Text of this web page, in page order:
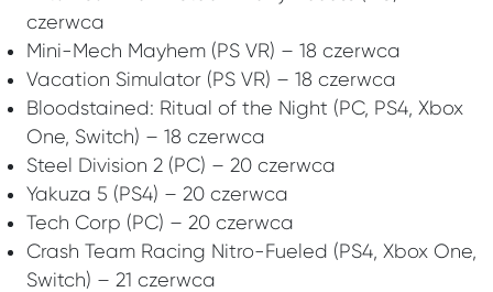
czerwca
Mini-Mech Mayhem (PS VR) – 18 czerwca
Vacation Simulator (PS VR) – 18 czerwca
Bloodstained: Ritual of the Night (PC, PS4, Xbox
One, Switch) – 18 czerwca
Steel Division 2 (PC) – 20 czerwca
Yakuza 5 (PS4) – 20 czerwca
Tech Corp (PC) – 20 czerwca
Crash Team Racing Nitro-Fueled (PS4, Xbox One,
Switch) – 21 czerwca